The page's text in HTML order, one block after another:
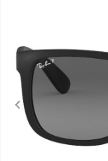
Previous